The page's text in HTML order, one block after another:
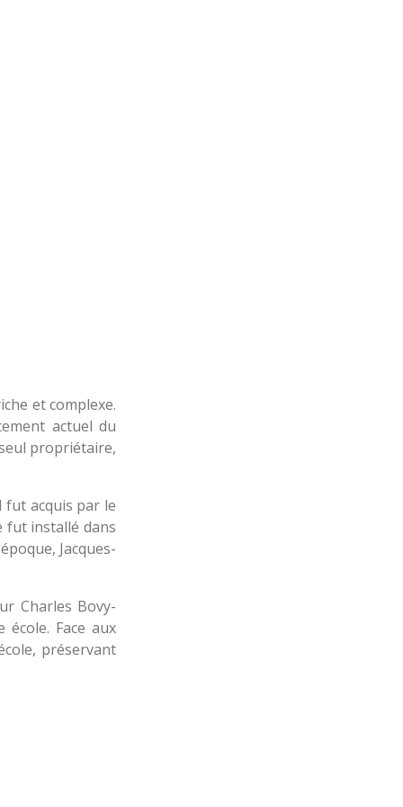
et complexe.
actuel du
propriétaire,
fut acquis par le
fut installé dans
Jacques-
Charles Bovy-
Face aux
préservant